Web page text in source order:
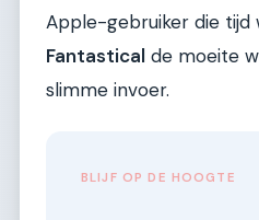
Apple-gebruiker die tijd
Fantastical de moeite
slimme invoer.
BLIJF OP DE HOOGTE